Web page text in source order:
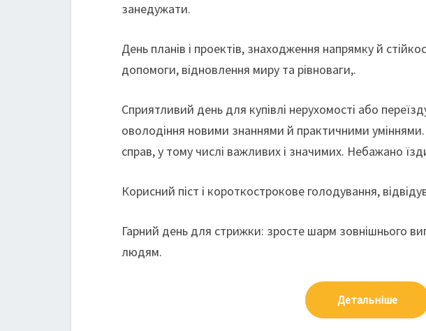
занедужати.
День планів і проектів, знаходження напрямку й
допомоги, відновлення миру та рівноваги,.
Сприятливий день для купівлі нерухомості або
оволодіння новими знаннями й практичними
справ, у тому числі важливих і значимих. Небажано
Корисний піст і короткострокове голодування,
Гарний день для стрижки: зросте шарм зовнішнього
людям.
Детальніше